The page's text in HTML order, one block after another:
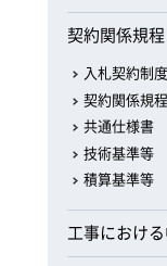
契約関係規
入札契約制
契約関係規
共通仕様書
技術基準等
積算基準等
工事におけ